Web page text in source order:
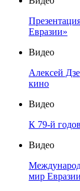
Евразии»
Видео
Алексей
кино
Видео
К 79-й
Видео
мир